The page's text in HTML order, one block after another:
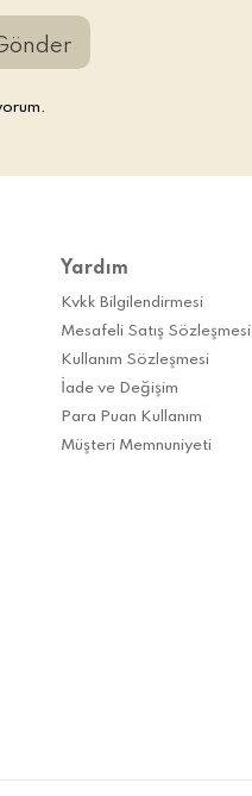
Yardım
Kvkk Bilgilendirmesi
Mesafeli Satış Sözleşmesi
Kullanım Sözleşmesi
İade ve Değişim
Para Puan Kullanım
Müşteri Memnuniyeti